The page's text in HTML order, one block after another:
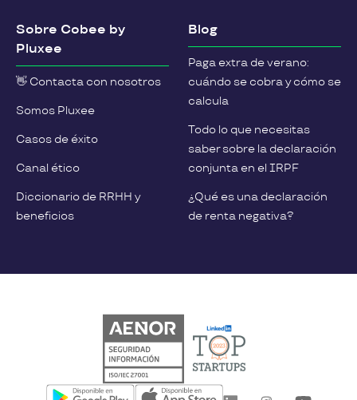
Sobre Cobee by
Pluxee
👋 Contacta con nosotros
Somos Pluxee
Casos de éxito
Canal ético
Diccionario de RRHH y
beneficios
Blog
Paga extra de verano:
cuándo se cobra y cómo se
calcula
Todo lo que necesitas
saber sobre la declaración
conjunta en el IRPF
¿Qué es una declaración
de renta negativa?